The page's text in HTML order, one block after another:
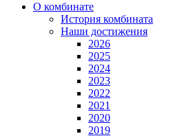
О комбинате
История комбината
Наши достижения
2026
2025
2024
2023
2022
2021
2020
2019